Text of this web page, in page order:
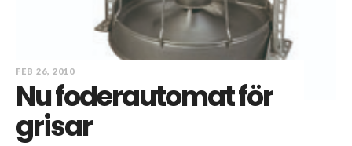
FEB 26, 2010
Nu foderautomat för
grisar